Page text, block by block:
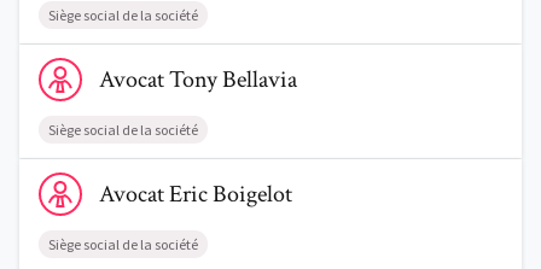
Siège social de la société
Voir le profil de AvocatTony Bellavia
AvocatTonyBellavia
Siège social de la société
Voir le profil de AvocatEric Boigelot
AvocatEricBoigelot
Siège social de la société